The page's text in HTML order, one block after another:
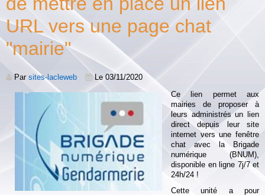
URL vers une page chat
"mairie"
Par sites-lacleweb
Le 03/11/2020
Ce lien permet aux
mairies de proposer à
leurs administrés un lien
direct depuis leur site
internet vers une fenêtre
chat avec la Brigade
numérique (BNUM),
disponible en ligne 7j/7 et
24h/24 !
Cette unité a pour